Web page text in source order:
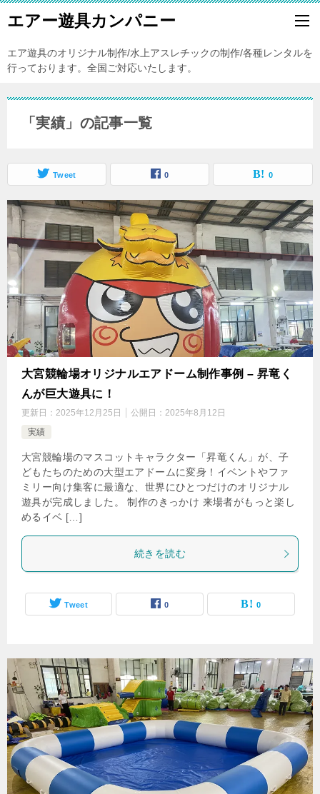
エアー遊具カンパニー
エア遊具のオリジナル制作/水上アスレチックの制作/各種レンタルを
行っております。全国ご対応いたします。
「実績」の記事一覧
Tweet 0 0
大宮競輪場オリジナルエアドーム制作事例 – 昇竜く
んが巨大遊具に！
更新日： 2025年12月25日 公開日： 2025年8月12日
実績
大宮競輪場のマスコットキャラクター「昇竜くん」が、子
どもたちのための大型エアドームに変身！イベントやファ
ミリー向け集客に最適な、世界にひとつだけのオリジナル
遊具が完成しました。 制作のきっかけ 来場者がもっと楽し
めるイベ […]
続きを読む
Tweet 0 0